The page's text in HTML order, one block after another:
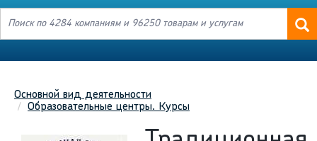
Основной вид деятельности
Образовательные центры. Курсы